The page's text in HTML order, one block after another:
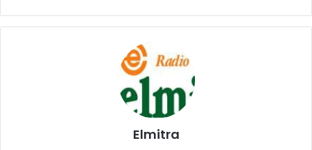
Elmitra